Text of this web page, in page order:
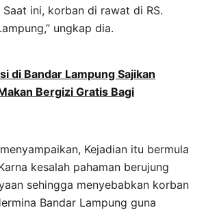
Saat ini, korban di rawat di RS.
ungkap dia.
di Bandar Lampung Sajikan
Bergizi Gratis Bagi
Kejadian itu bermula
kesalah pahaman berujung
sehingga menyebabkan korban
Bandar Lampung guna